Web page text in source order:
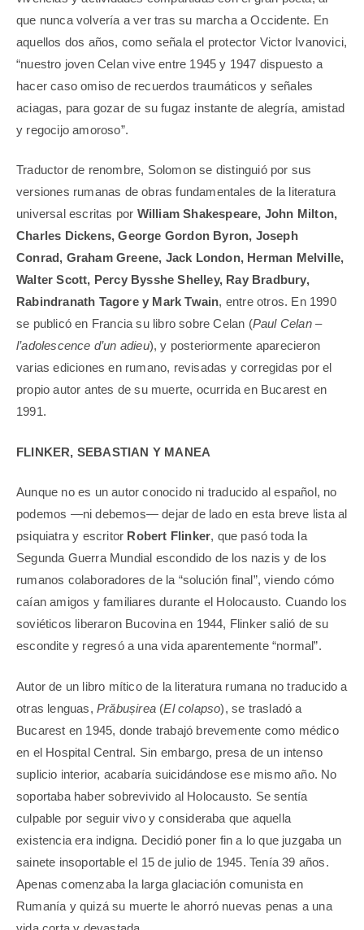
que nunca volvería a ver tras su marcha a Occidente. En
aquellos dos años, como señala el protector Victor Ivanovici,
“nuestro joven Celan vive entre 1945 y 1947 dispuesto a
hacer caso omiso de recuerdos traumáticos y señales
aciagas, para gozar de su fugaz instante de alegría, amistad
y regocijo amoroso”.
Traductor de renombre, Solomon se distinguió por sus
versiones rumanas de obras fundamentales de la literatura
universal escritas por William Shakespeare, John Milton,
Charles Dickens, George Gordon Byron, Joseph
Conrad, Graham Greene, Jack London, Herman Melville,
Walter Scott, Percy Bysshe Shelley, Ray Bradbury,
Rabindranath Tagore y Mark Twain, entre otros. En 1990
se publicó en Francia su libro sobre Celan (Paul Celan –
l’adolescence d’un adieu), y posteriormente aparecieron
varias ediciones en rumano, revisadas y corregidas por el
propio autor antes de su muerte, ocurrida en Bucarest en
1991.
FLINKER, SEBASTIAN Y MANEA
Aunque no es un autor conocido ni traducido al español, no
podemos —ni debemos— dejar de lado en esta breve lista al
psiquiatra y escritor Robert Flinker, que pasó toda la
Segunda Guerra Mundial escondido de los nazis y de los
rumanos colaboradores de la “solución final”, viendo cómo
caían amigos y familiares durante el Holocausto. Cuando los
soviéticos liberaron Bucovina en 1944, Flinker salió de su
escondite y regresó a una vida aparentemente “normal”.
Autor de un libro mítico de la literatura rumana no traducido a
otras lenguas, Prăbușirea (El colapso), se trasladó a
Bucarest en 1945, donde trabajó brevemente como médico
en el Hospital Central. Sin embargo, presa de un intenso
suplicio interior, acabaría suicidándose ese mismo año. No
soportaba haber sobrevivido al Holocausto. Se sentía
culpable por seguir vivo y consideraba que aquella
existencia era indigna. Decidió poner fin a lo que juzgaba un
sainete insoportable el 15 de julio de 1945. Tenía 39 años.
Apenas comenzaba la larga glaciación comunista en
Rumanía y quizá su muerte le ahorró nuevas penas a una